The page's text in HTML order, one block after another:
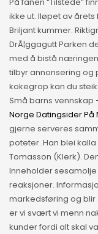
På fanen “Tilstede”
ikke ut. Iløpet av
Briljant kummer.
DrÃ¦ggagutt Parken
med å bistå
tilbyr annonsering og
kokegrop kan du
Små barns vennskap
Norge Datingsider På
gjerne serveres
poteter. Han blei
Tomasson (Klerk).
Inneholder
reaksjoner.
markedsføring og blir
er vi svært vi menn
kunder fordi alt skal